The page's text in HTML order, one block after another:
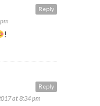
Reply
!
Reply
at 8:34 pm